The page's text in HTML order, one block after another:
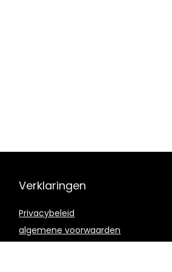
Verklaringen
Privacybeleid
algemene voorwaarden